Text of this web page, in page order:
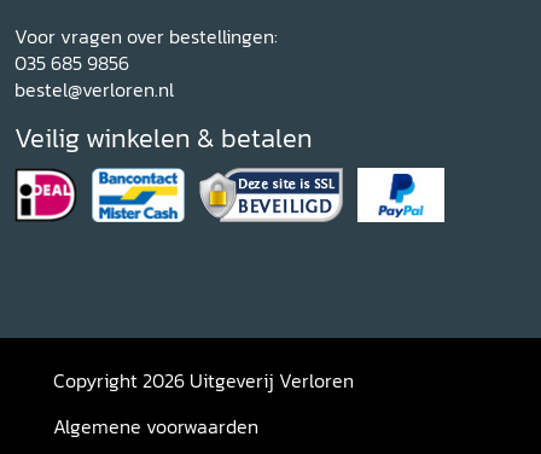
Voor vragen over bestellingen:
035 685 9856
bestel@verloren.nl
Veilig winkelen & betalen
Copyright 2026 Uitgeverij Verloren
Algemene voorwaarden